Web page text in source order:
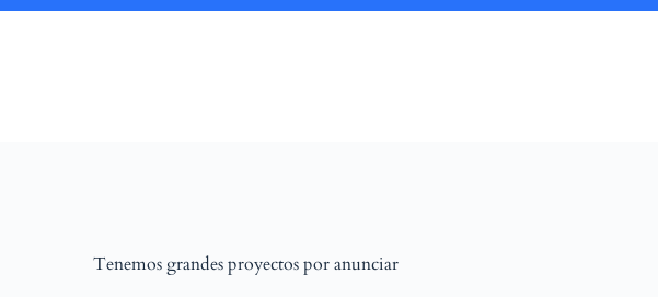
Tenemos grandes proyectos por anunciar